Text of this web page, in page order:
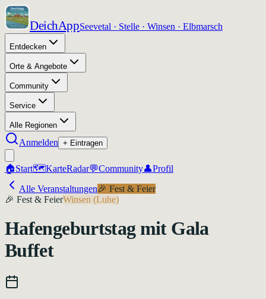
DeichAppSeevetal · Stelle · Winsen · Elbmarsch
Entdecken
Orte & Angebote
Community
Service
Alle Regionen
Anmelden + Eintragen
🏠Start🗺️KarteRadar💬Community👤Profil
Alle Veranstaltungen🎉 Fest & Feier
🎉 Fest & FeierWinsen (Luhe)
Hafengeburtstag mit Gala
Buffet